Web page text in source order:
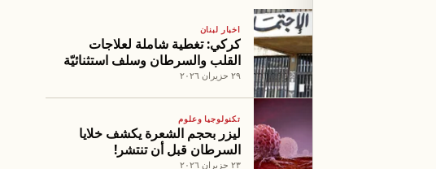
اخبار لبنان
كركي: تغطية شاملة لعلاجات
القلب والسرطان وسلف استثنائيّة
لمكاتب الصندوق
٢٩ حزيران ٢٠٢٦
تكنولوجيا وعلوم
ليزر بحجم الشعرة يكشف خلايا
السرطان قبل أن تنتشر!
٢٣ حزيران ٢٠٢٦